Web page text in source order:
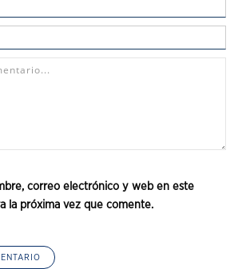
correo electrónico y web en este
la próxima vez que comente.